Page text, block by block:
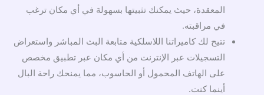
المعقدة، حيث يمكنك تثبيتها بسهولة في أي مكان ترغب
في مراقبته.
تتيح لك كاميراتنا اللاسلكية متابعة البث المباشر واستعراض
التسجيلات عبر الإنترنت من أي مكان عبر تطبيق مخصص
على الهاتف المحمول أو الحاسوب، مما يمنحك راحة البال
أينما كنت.